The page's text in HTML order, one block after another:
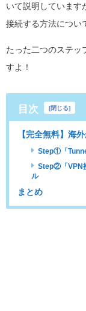
いて説明しています
接続する方法につい
たった二つのステッ
すよ！
目次 [閉じる]
【完全無料】海
Step①「
Step②「VPN
ル
まとめ